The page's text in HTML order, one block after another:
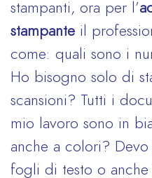
stampanti, ora per l’
stampante il
come: quali sono i
Ho bisogno solo di
scansioni? Tutti i
mio lavoro sono in
anche a colori?
fogli di testo o